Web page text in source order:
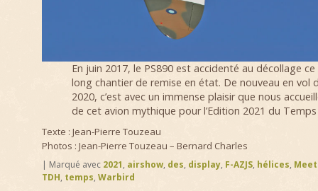
En juin 2017, le PS890 est accidenté au décollage
long chantier de remise en état. De nouveau en vol
2020, c’est avec un immense plaisir que nous
de cet avion mythique pour l’Edition 2021 du
Texte : Jean-Pierre Touzeau
Photos : Jean-Pierre Touzeau – Bernard Charles
| Marqué avec 2021, airshow, des, display, F-AZJS, hélices,
TDH, temps, Warbird